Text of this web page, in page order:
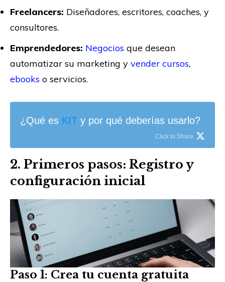
Freelancers: Diseñadores, escritores, coaches, y
consultores.
Emprendedores: Negocios que desean
automatizar su marketing y vender cursos,
ebooks o servicios.
¿Qué es KIT y por qué deberías usarlo?
Click to Share
2. Primeros pasos: Registro y
configuración inicial
Paso 1: Crea tu cuenta gratuita